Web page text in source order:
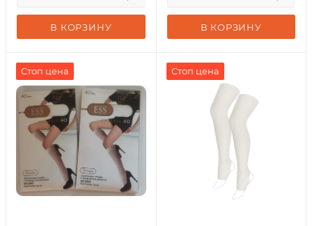
В КОРЗИНУ В КОРЗИНУ
Стоп цена Стоп цена